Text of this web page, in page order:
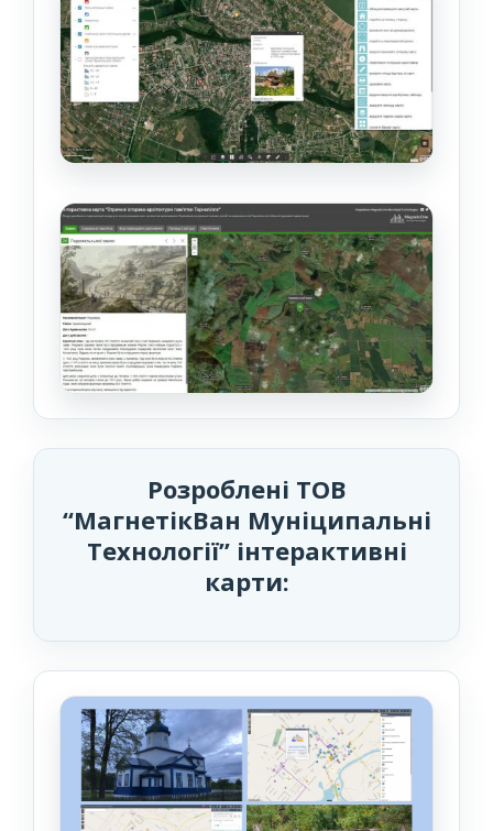
Розроблені ТОВ
“МагнетікВан Муніципальні
Технології” інтерактивні
карти: